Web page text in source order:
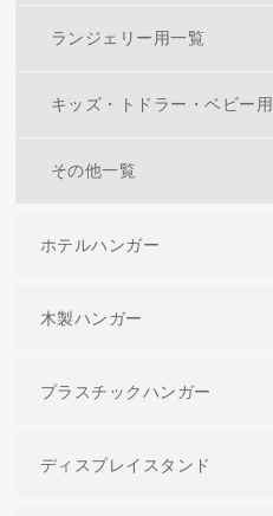
ランジェリー用一覧
キッズ・トドラー・ベビー用
その他一覧
ホテルハンガー
木製ハンガー
プラスチックハンガー
ディスプレイスタンド